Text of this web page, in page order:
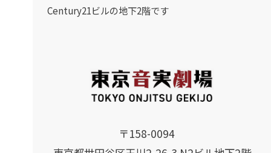
〒158-0094
Century21ビルの地下2階です